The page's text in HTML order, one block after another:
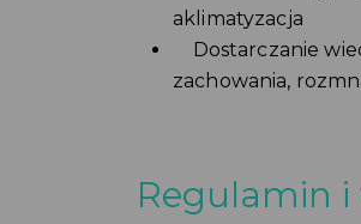
aklimatyzacja
Dostarczanie
zachowania,
Regulamin